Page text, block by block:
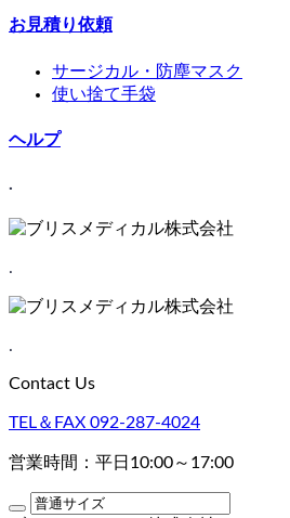
お見積り依頼
サージカル・防塵マスク
使い捨て手袋
ヘルプ
.
.
.
Contact Us
TEL＆FAX 092-287-4024
営業時間：平日10:00～17:00